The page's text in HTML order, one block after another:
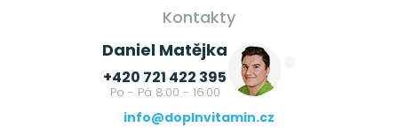
Kontakty
Daniel Matějka
+420 721 422 395
Po - Pá 8:00 - 16:00
info@doplnvitamin.cz